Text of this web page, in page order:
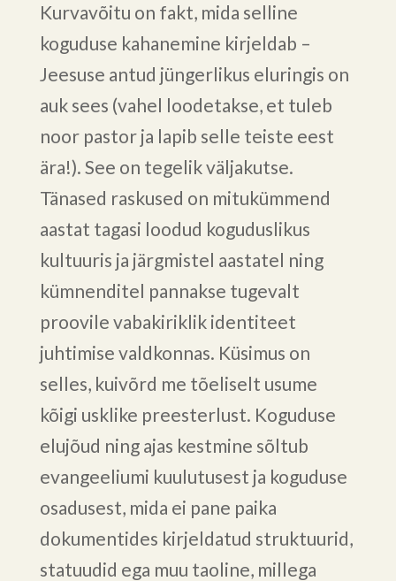
Kurvavõitu on fakt, mida selline
koguduse kahanemine kirjeldab –
Jeesuse antud jüngerlikus eluringis on
auk sees (vahel loodetakse, et tuleb
noor pastor ja lapib selle teiste eest
ära!). See on tegelik väljakutse.
Tänased raskused on mitukümmend
aastat tagasi loodud koguduslikus
kultuuris ja järgmistel aastatel ning
kümnenditel pannakse tugevalt
proovile vabakiriklik identiteet
juhtimise valdkonnas. Küsimus on
selles, kuivõrd me tõeliselt usume
kõigi usklike preesterlust. Koguduse
elujõud ning ajas kestmine sõltub
evangeeliumi kuulutusest ja koguduse
osadusest, mida ei pane paika
dokumentides kirjeldatud struktuurid,
statuudid ega muu taoline, millega